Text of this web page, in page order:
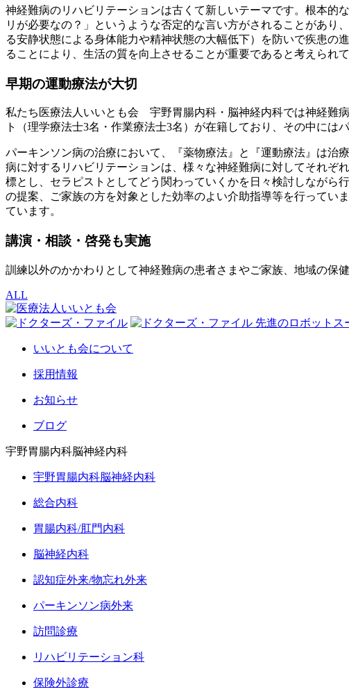
神経難病のリハビリテーションは古くて新しいテーマです。根本的
リが必要なの？」というような否定的な言い方がされることがあ
る安静状態による身体能力や精神状態の大幅低下）を防いで疾患
ることにより、生活の質を向上させることが重要であると考えられて
早期の運動療法が大切
私たち医療法人いいとも会 宇野胃腸内科・脳神経内科では神経難
ト（理学療法士3名・作業療法士3名）が在籍しており、その中に
パーキンソン病の治療において、『薬物療法』と『運動療法』は治
病に対するリハビリテーションは、様々な神経難病に対してそれぞ
標とし、セラピストとしてどう関わっていくかを日々検討しながら
の提案、ご家族の方を対象とした効率のよい介助指導等を行ってい
ています。
講演・相談・啓発も実施
訓練以外のかかわりとして神経難病の患者さまやご家族、地域の保
ALL
いいとも会について
採用情報
お知らせ
ブログ
宇野胃腸内科脳神経内科
宇野胃腸内科脳神経内科
総合内科
胃腸内科/肛門内科
脳神経内科
認知症外来/物忘れ外来
パーキンソン病外来
訪問診療
リハビリテーション科
保険外診療